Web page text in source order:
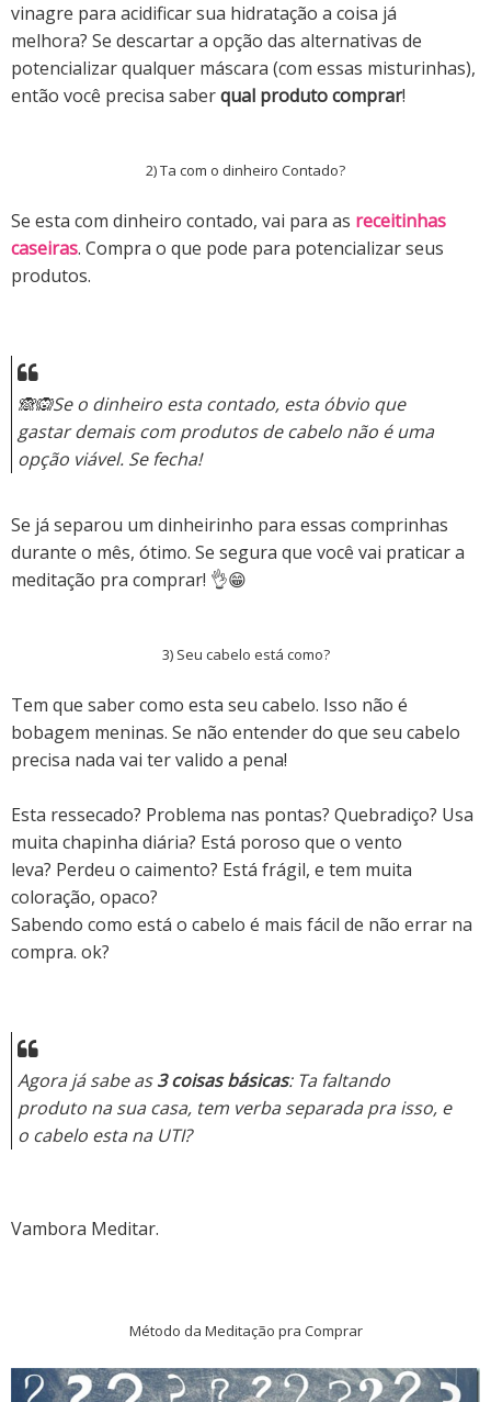
vinagre para acidificar sua hidratação a coisa já
melhora? Se descartar a opção das alternativas de
potencializar qualquer máscara (com essas misturinhas),
então você precisa saberqual produto comprar!
2) Ta com o dinheiro Contado?
Se esta com dinheiro contado, vai para as receitinhas
caseiras. Compra o que pode para potencializar seus
produtos.
🙈🙉Se o dinheiro esta contado, esta óbvio que
gastar demais com produtos de cabelo não é uma
opção viável. Se fecha!
Se já separou um dinheirinho para essas comprinhas
durante o mês, ótimo. Se segura que você vai praticar a
meditação pra comprar! 👌😁
3) Seu cabelo está como?
Tem que saber como esta seu cabelo. Isso não é
bobagem meninas. Se não entender do que seu cabelo
precisa nada vai ter valido a pena!
Esta ressecado? Problema nas pontas? Quebradiço? Usa
muita chapinha diária? Está poroso que o vento
leva? Perdeu o caimento? Está frágil, e tem muita
coloração, opaco?
Sabendo como está o cabelo é mais fácil de não errar na
compra. ok?
Agora já sabe as3 coisas básicas: Ta faltando
produto na sua casa, tem verba separada pra isso, e
o cabelo esta na UTI?
Vambora Meditar.
Método da Meditação pra Comprar